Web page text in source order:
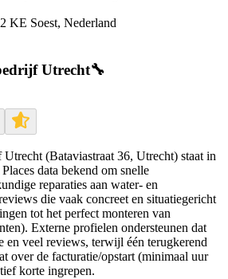
KE Soest, Nederland
Utrecht🔧
(Bataviastraat 36, Utrecht) staat in
data bekend om snelle
reparaties aan water- en
die vaak concreet en situatiegericht
tot het perfect monteren van
Externe profielen ondersteunen dat
en veel reviews, terwijl één terugkerend
over de facturatie/opstart (minimaal uur
korte ingrepen.